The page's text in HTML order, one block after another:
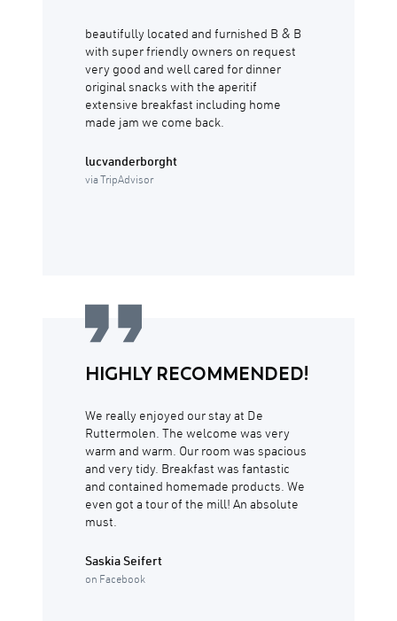
beautifully located and furnished B & B
with super friendly owners on request
very good and well cared for dinner
original snacks with the aperitif
extensive breakfast including home
made jam we come back.
lucvanderborght
via TripAdvisor
HIGHLY RECOMMENDED!
We really enjoyed our stay at De
Ruttermolen. The welcome was very
warm and warm. Our room was spacious
and very tidy. Breakfast was fantastic
and contained homemade products. We
even got a tour of the mill! An absolute
must.
Saskia Seifert
on Facebook